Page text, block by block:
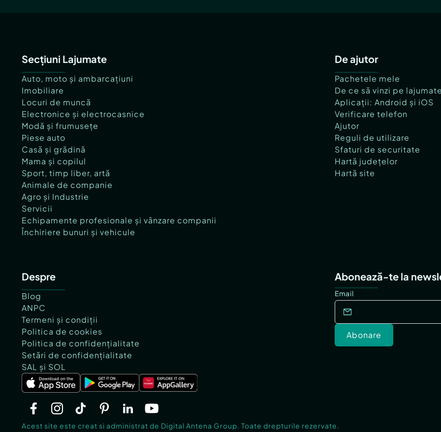
Secțiuni Lajumate
Auto, moto și ambarcațiuni
Imobiliare
Locuri de muncă
Electronice și electrocasnice
Modă și frumusețe
Piese auto
Casă și grădină
Mama și copilul
Sport, timp liber, artă
Animale de companie
Agro și Industrie
Servicii
Echipamente profesionale și vânzare companii
Închiriere bunuri și vehicule
De ajutor
Pachetele mele
De ce să vinzi pe
Aplicații: Android și iOS
Verificare telefon
Ajutor
Reguli de utilizare
Sfaturi de securitate
Hartă județelor
Hartă site
Despre
Blog
ANPC
Termeni și condiții
Politica de cookies
Politica de confidențialitate
Setări de confidențialitate
SAL și SOL
Abonează-te la
Email
Abonare
Acest site este creat si administrat de Digital Antena Group. Toate drepturile rezervate.